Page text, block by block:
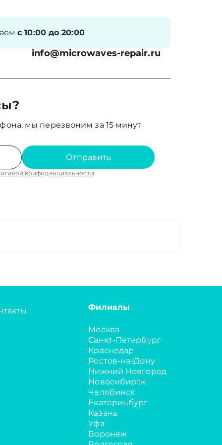
с 10:00 до 20:00
info@microwaves-repair.ru
мы перезвоним за 15 минут
Отправить
конфиденциальности
Филиалы
Москва
Санкт-Петербург
Краснодар
Ростов-на-Дону
Нижний Новгород
Новосибирск
Челябинск
Екатеринбург
Казань
Уфа
Воронеж